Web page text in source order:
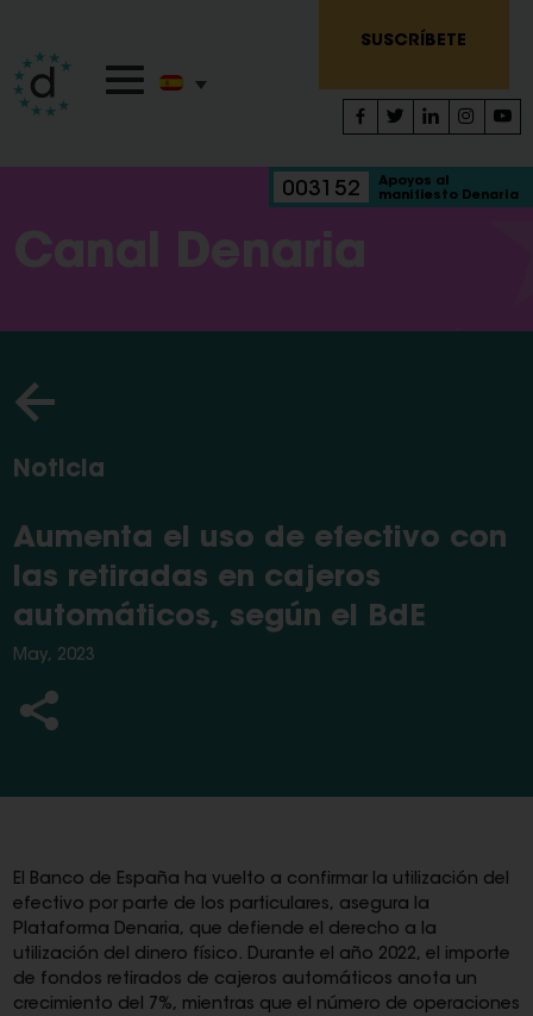
SUSCRÍBETE
003152
Apoyos al
manifiesto Denaria
Canal Denaria
Noticia
Aumenta el uso de efectivo con
las retiradas en cajeros
automáticos, según el BdE
May, 2023
El Banco de España ha vuelto a confirmar la utilización del
efectivo por parte de los particulares, asegura la
Plataforma Denaria, que defiende el derecho a la
utilización del dinero físico. Durante el año 2022, el importe
de fondos retirados de cajeros automáticos anota un
crecimiento del 7%, mientras que el número de operaciones